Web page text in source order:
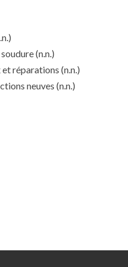
(n.n.)
réparations (n.n.)
neuves (n.n.)